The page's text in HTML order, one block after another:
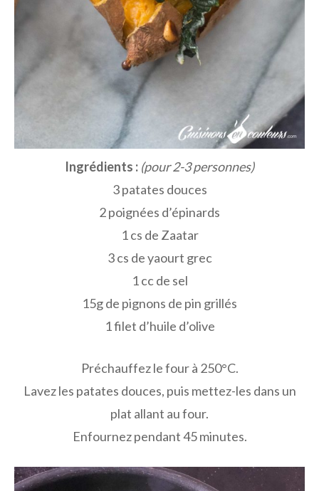
Ingrédients : (pour 2-3 personnes)
3 patates douces
2 poignées d’épinards
1 cs de Zaatar
3 cs de yaourt grec
1 cc de sel
15g de pignons de pin grillés
1 filet d’huile d’olive
Préchauffez le four à 250°C.
Lavez les patates douces, puis mettez-les dans un
plat allant au four.
Enfournez pendant 45 minutes.